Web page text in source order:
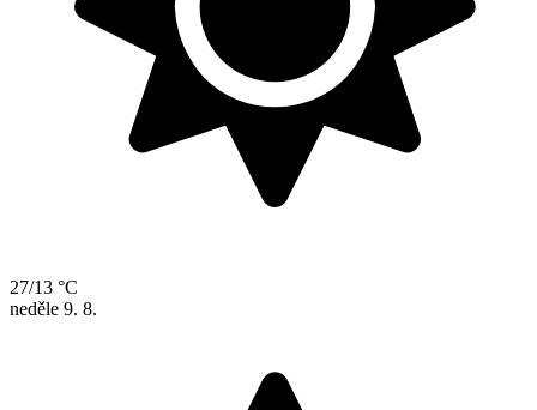
27/13 °C
neděle 9. 8.